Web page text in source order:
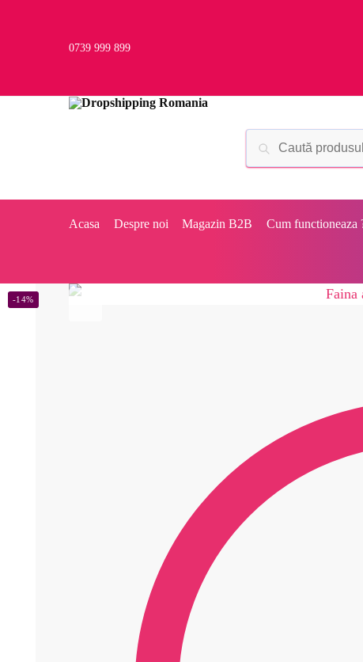
0739 999 899
Acasa Despre noi Magazin B2B Cum functioneaza
-14%